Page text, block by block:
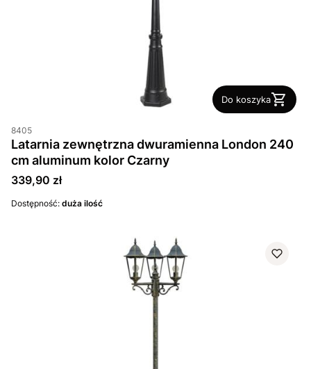
Do koszyka
8405
Latarnia zewnętrzna dwuramienna London 240
cm aluminum kolor Czarny
Cena
339,90 zł
Dostępność: duża ilość